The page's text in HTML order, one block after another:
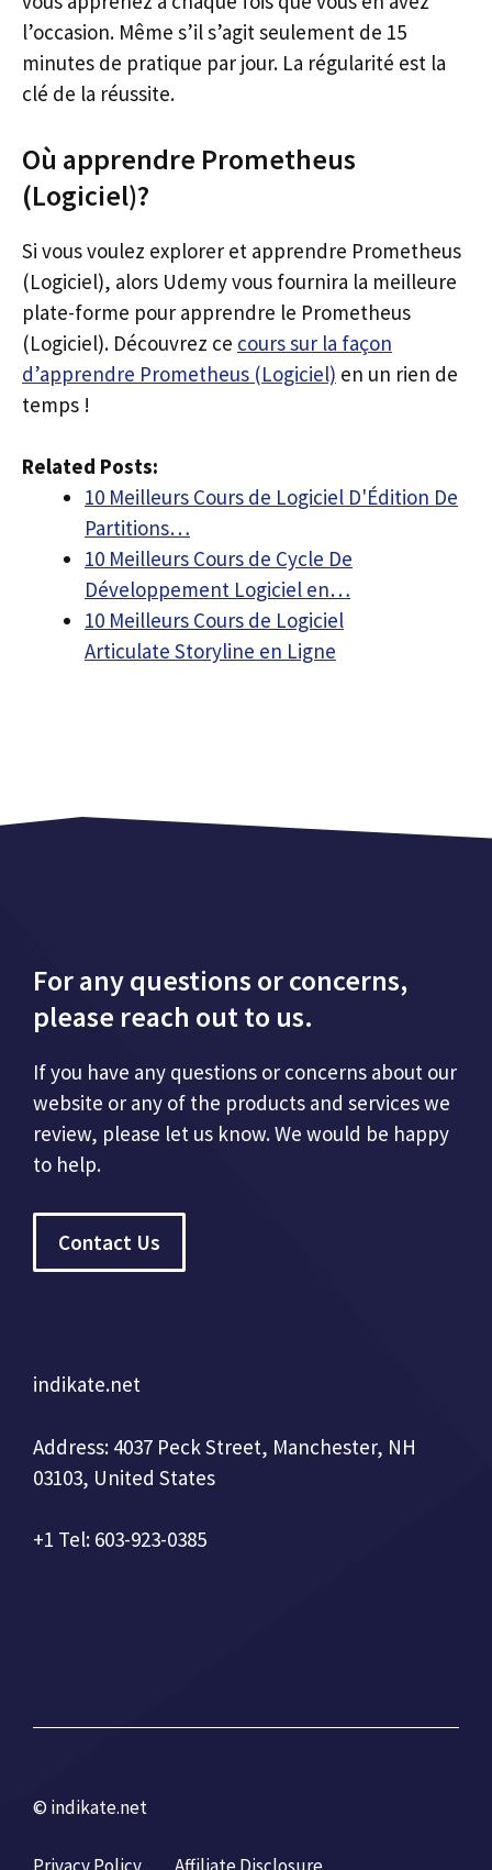
l’occasion. Même s’il s’agit seulement de 15
minutes de pratique par jour. La régularité est la
clé de la réussite.
Où apprendre Prometheus
(Logiciel)?
Si vous voulez explorer et apprendre Prometheus
(Logiciel), alors Udemy vous fournira la meilleure
plate-forme pour apprendre le Prometheus
(Logiciel). Découvrez ce cours sur la façon
d’apprendre Prometheus (Logiciel) en un rien de
temps !
Related Posts:
10 Meilleurs Cours de Logiciel D'Édition De
Partitions…
10 Meilleurs Cours de Cycle De
Développement Logiciel en…
10 Meilleurs Cours de Logiciel
Articulate Storyline en Ligne
For any questions or concerns,
please reach out to us.
If you have any questions or concerns about our
website or any of the products and services we
review, please let us know. We would be happy
to help.
Contact Us
indikate.net
Address: 4037 Peck Street, Manchester, NH
03103, United States
+1 Tel: 603-923-0385
© indikate.net